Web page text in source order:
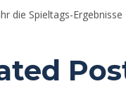
die Spieltags-Ergebnisse